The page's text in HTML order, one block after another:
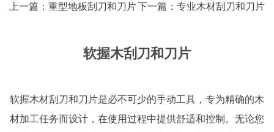
上一篇：重型地板刮刀和刀片下一篇：专业木材刮刀和刀片
软握木刮刀和刀片
软握木材刮刀和刀片是必不可少的手动工具，专为精确的木
材加工任务而设计，在使用过程中提供舒适和控制。无论您